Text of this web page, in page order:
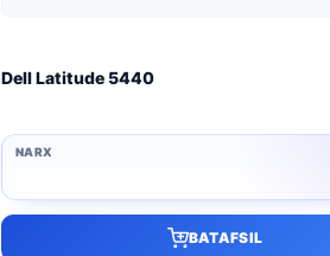
Dell Latitude 5440
BATAFSIL